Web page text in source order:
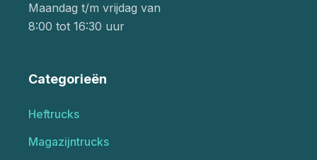
Maandag t/m vrijdag van
8:00 tot 16:30 uur
Categorieën
Heftrucks
Magazijntrucks